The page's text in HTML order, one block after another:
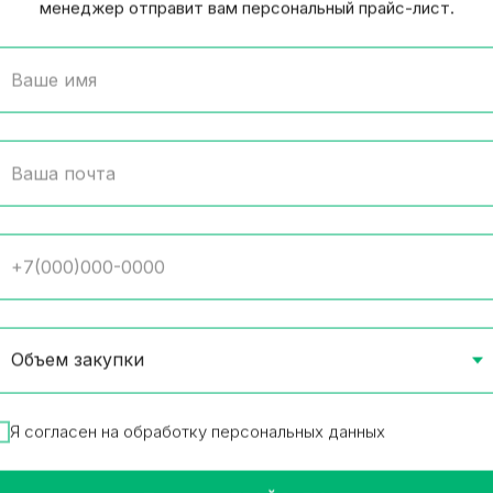
упаковке
в наличии
В корзину
268.13 ₽ / 1 шт
В
менеджер отправит вам персональный прайс-лист.
Я согласен на обработку персональных данных